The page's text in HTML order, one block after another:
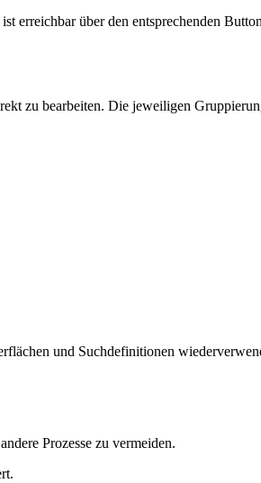
erreichbar über den entsprechenden
zu bearbeiten. Die jeweiligen
und Suchdefinitionen
Prozesse zu vermeiden.